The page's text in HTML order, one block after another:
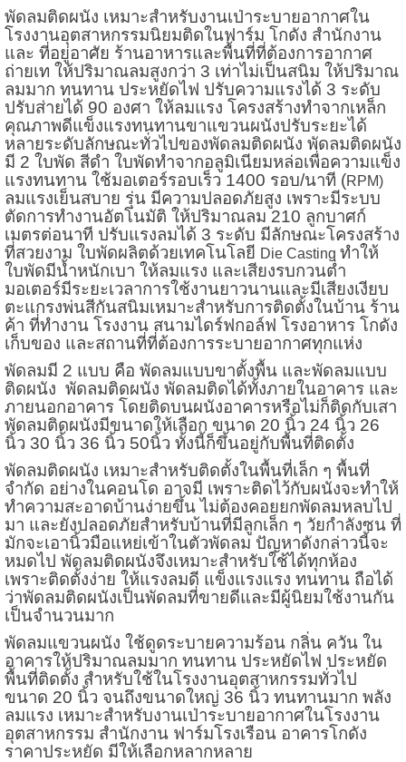
พัดลมติดผนัง เหมาะสำหรับงานเป่าระบายอากาศใน
โรงงานอุตสาหกรรมนิยมติดในฟาร์ม โกดัง สำนักงาน
และ ที่อยู่อาศัย ร้านอาหารและพื้นที่ที่ต้องการอากาศ
ถ่ายเท ให้ปริมาณลมสูงกว่า 3 เท่าไม่เป็นสนิม ให้ปริมาณ
ลมมาก ทนทาน ประหยัดไฟ ปรับความแรงได้ 3 ระดับ
ปรับส่ายได้ 90 องศา ให้ลมแรง โครงสร้างทำจากเหล็ก
คุณภาพดีแข็งแรงทนทานขาแขวนผนังปรับระยะได้
หลายระดับลักษณะทั่วไปของพัดลมติดผนัง พัดลมติดผนัง
มี 2 ใบพัด สีดำ ใบพัดทำจากอลูมิเนียมหล่อเพื่อความแข็ง
แรงทนทาน ใช้มอเตอร์รอบเร็ว 1400 รอบ/นาที (RPM)
ลมแรงเย็นสบาย รุ่น มีความปลอดภัยสูง เพราะมีระบบ
ตัดการทำงานอัตโนมัติ ให้ปริมาณลม 210 ลูกบาศก์
เมตรต่อนาที ปรับแรงลมได้ 3 ระดับ มีลักษณะโครงสร้าง
ที่สวยงาม ใบพัดผลิตด้วยเทคโนโลยี Die Casting ทำให้
ใบพัดมีน้ำหนักเบา ให้ลมแรง และเสียงรบกวนต่ำ
มอเตอร์มีระยะเวลาการใช้งานยาวนานและมีเสียงเงียบ
ตะแกรงพ่นสีกันสนิมเหมาะสำหรับการติดตั้งในบ้าน ร้าน
ค้า ที่ทำงาน โรงงาน สนามไดร์ฟกอล์ฟ โรงอาหาร โกดัง
เก็บของ และสถานที่ที่ต้องการระบายอากาศทุกแห่ง
พัดลมมี 2 แบบ คือ พัดลมแบบขาตั้งพื้น และพัดลมแบบ
ติดผนัง พัดลมติดผนัง พัดลมติดได้ทั้งภายในอาคาร และ
ภายนอกอาคาร โดยติดบนผนังอาคารหรือไม่ก็ติดกับเสา
พัดลมติดผนังมีขนาดให้เลือก ขนาด 20 นิ้ว 24 นิ้ว 26
นิ้ว 30 นิ้ว 36 นิ้ว 50นิ้ว ทั้งนี้ก็ขึ้นอยู่กับพื้นที่ติดตั้ง
พัดลมติดผนัง เหมาะสำหรับติดตั้งในพื้นที่เล็ก ๆ พื้นที่
จำกัด อย่างในคอนโด อาจมี เพราะติดไว้กับผนังจะทำให้
ทำความสะอาดบ้านง่ายขึ้น ไม่ต้องคอยยกพัดลมหลบไป
มา และยังปลอดภัยสำหรับบ้านที่มีลูกเล็ก ๆ วัยกำลังซน ที่
มักจะเอานิ้วมือแหย่เข้าในตัวพัดลม ปัญหาดังกล่าวนี้จะ
หมดไป พัดลมติดผนังจึงเหมาะสำหรับใช้ได้ทุกห้อง
เพราะติดตั้งง่าย ให้แรงลมดี แข็งแรงแรง ทนทาน ถือได้
ว่าพัดลมติดผนังเป็นพัดลมที่ขายดีและมีผู้นิยมใช้งานกัน
เป็นจำนวนมาก
พัดลมแขวนผนัง ใช้ดูดระบายความร้อน กลิ่น ควัน ใน
อาคารให้ปริมาณลมมาก ทนทาน ประหยัดไฟ ประหยัด
พื้นที่ติดตั้ง สำหรับใช้ในโรงงานอุตสาหกรรมทั่วไป
ขนาด 20 นิ้ว จนถึงขนาดใหญ่ 36 นิ้ว ทนทานมาก พลัง
ลมแรง เหมาะสำหรับงานเป่าระบายอากาศในโรงงาน
อุตสาหกรรม สำนักงาน ฟาร์มโรงเรือน อาคารโกดัง
ราคาประหยัด มีให้เลือกหลากหลาย